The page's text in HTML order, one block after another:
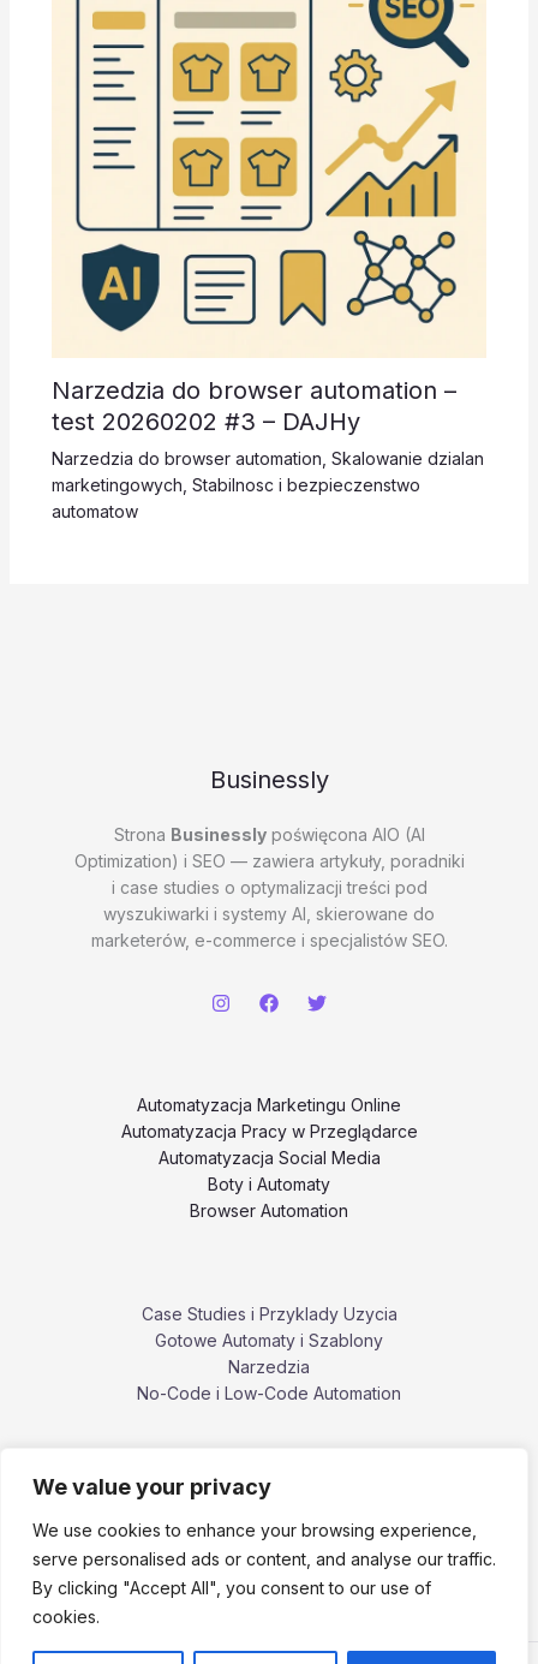
We value your privacy
We use cookies to enhance your browsing experience,
serve personalised ads or content, and analyse our traffic.
By clicking "Accept All", you consent to our use of
cookies.
Narzedzia do browser automation –
test 20260202 #3 – DAJHy
Narzedzia do browser automation Skalowanie dzialan
marketingowych Stabilnosc i bezpieczenstwo
automatow
Businessly
Strona Businesslypoświęcona AIO (AI
Optimization) i SEO — zawiera artykuły, poradniki
i case studies o optymalizacji treści pod
wyszukiwarki i systemy AI, skierowane do
marketerów, e-commerce i specjalistów SEO.
Automatyzacja Marketingu Online
Automatyzacja Pracy w Przeglądarce
Automatyzacja Social Media
Boty i Automaty
Browser Automation
Case Studies i Przyklady Uzycia
Gotowe Automaty i Szablony
Narzedzia
No-Code i Low-Code Automation
Poradniki i Tutoriale
Porownania i Alternatywy Narzedzi
Problemy, Bledy i Ograniczenia
ZennoPoster i ekosystem ZennoLab